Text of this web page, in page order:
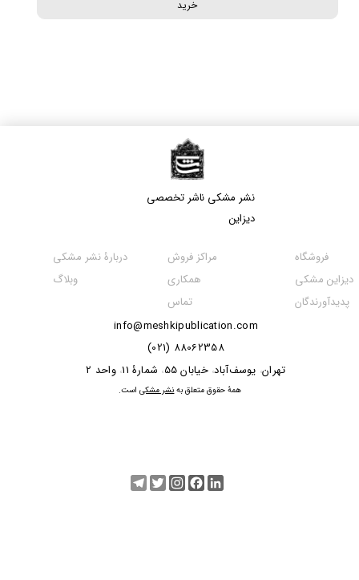
خرید
نشر مشکی​​​​​​​ ناشر تخصصی
دیزاین
info@meshkipublication.com
88062358 (021)
​​​​​​تهران، یوسف‌آباد، خیابان 55 ، شمارۀ 11 ،واحد 2
مراکز فروش
همکاری
تماس
فروشگاه
دیزاین مشکی
پدیدآورندگان
دربارۀ نشر مشکی
وبلاگ
​همۀ حقوق متعلق به نشر مشکیاست.
Telegram
TwitterInstagramFacebook